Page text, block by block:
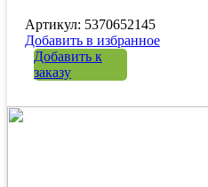
Артикул: 5370652145
Добавить в избранное
Добавить к
заказу